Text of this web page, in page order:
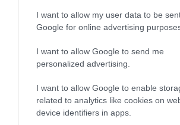
I want to allow my user data to be
Google for online advertising
I want to allow Google to send me
personalized advertising.
I want to allow Google to enable
related to analytics like cookies on
device identifiers in apps.
ELŐZŐ CIKK
FULLÁNKTALAN MÉHEK
KÖVETKEZŐ CIKK
HOLTAN TALÁLTÁK A REKORD
GYÖNGYBAGLYOT